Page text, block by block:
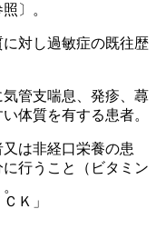
Ｋ」
〕。
対し過敏症の既往歴
管支喘息、発疹、蕁
体質を有する患者。
は非経口栄養の患
行うこと（ビタミン